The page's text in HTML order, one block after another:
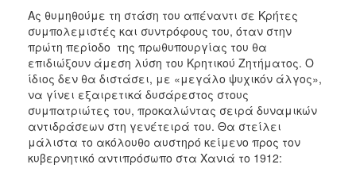
Ας θυμηθούμε τη στάση του απέναντι σε Κρήτες
συμπολεμιστές και συντρόφους του, όταν στην
πρώτη περίοδο της πρωθυπουργίας του θα
επιδιώξουν άμεση λύση του Κρητικού Ζητήματος. Ο
ίδιος δεν θα διστάσει, με «μεγάλο ψυχικόν άλγος»,
να γίνει εξαιρετικά δυσάρεστος στους
συμπατριώτες του, προκαλώντας σειρά δυναμικών
αντιδράσεων στη γενέτειρά του. Θα στείλει
μάλιστα το ακόλουθο αυστηρό κείμενο προς τον
κυβερνητικό αντιπρόσωπο στα Χανιά το 1912: